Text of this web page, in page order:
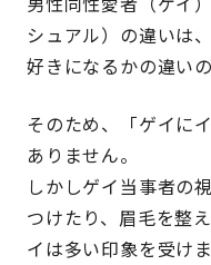
シュアル）の違いは
好きになるかの違いの
そのため、「ゲイに
ありません。
しかしゲイ当事者の
つけたり、眉毛を整
イは多い印象を受け